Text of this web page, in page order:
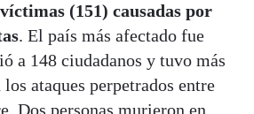
(151) causadas por
. El país más afectado fue
a 148 ciudadanos y tuvo más
ataques perpetrados entre
Dos personas murieron en